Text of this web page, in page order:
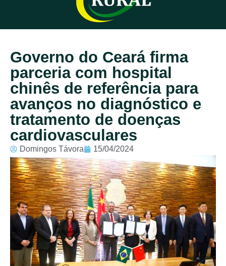
Governo do Ceará firma
parceria com hospital
chinês de referência para
avanços no diagnóstico e
tratamento de doenças
cardiovasculares
Domingos Távora 15/04/2024